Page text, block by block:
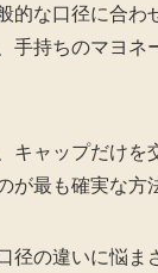
的な口径に合
手持ちのマヨ
キャップだけ
が最も確実な方
径の違いに悩